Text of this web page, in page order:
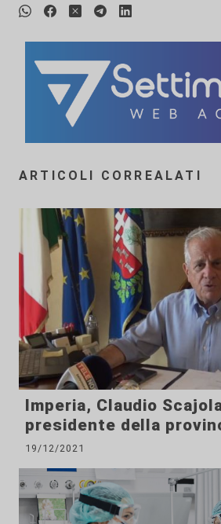
ARTICOLI CORREALATI
Imperia, Claudio
presidente della
19/12/2021